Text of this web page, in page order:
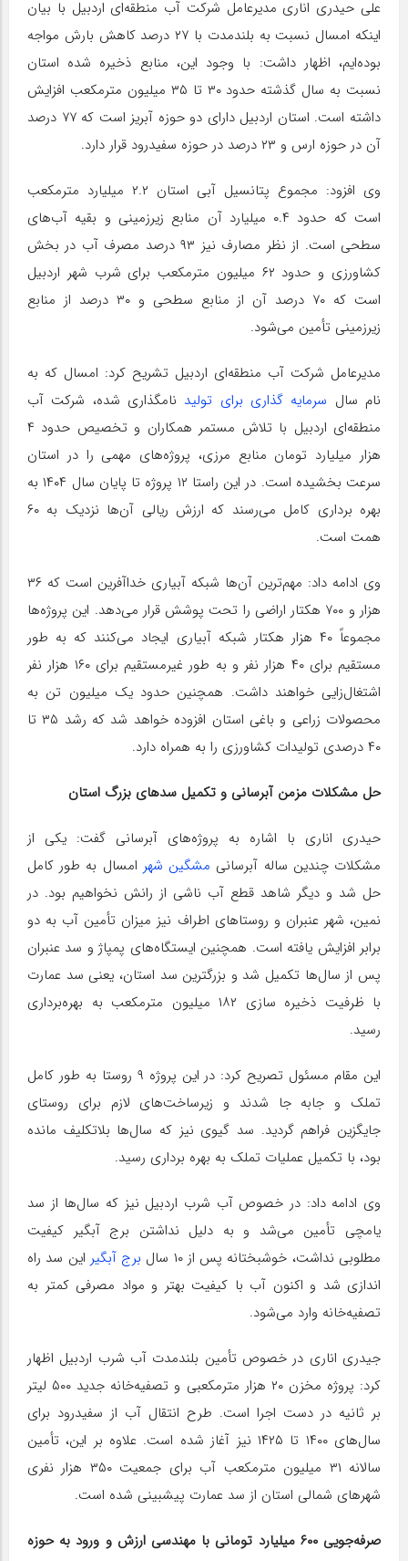
علی حیدری اناری مدیرعامل شرکت آب منطقه‌ای اردبیل با بیان
اینکه امسال نسبت به بلندمدت با ۲۷ درصد کاهش بارش مواجه
بوده‌ایم، اظهار داشت: با وجود این، منابع ذخیره شده استان
نسبت به سال گذشته حدود ۳۰ تا ۳۵ میلیون مترمکعب افزایش
داشته است. استان اردبیل دارای دو حوزه آبریز است که ۷۷ درصد
آن در حوزه ارس و ۲۳ درصد در حوزه سفیدرود قرار دارد
.
وی افزود: مجموع پتانسیل آبی استان ۲.۲ میلیارد مترمکعب
است که حدود ۰.۴ میلیارد آن منابع زیرزمینی و بقیه آب‌های
سطحی است. از نظر مصارف نیز ۹۳ درصد مصرف آب در بخش
کشاورزی و حدود ۶۲ میلیون مترمکعب برای شرب شهر اردبیل
است که ۷۰ درصد آن از منابع سطحی و ۳۰ درصد از منابع
زیرزمینی تأمین می‌شود.
مدیرعامل شرکت آب منطقه‌ای اردبیل تشریح کرد: امسال که به
نام سال سرمایه گذاری برای تولید نامگذاری شده، شرکت آب
منطقه‌ای اردبیل با تلاش مستمر همکاران و تخصیص حدود ۴
هزار میلیارد تومان منابع مرزی، پروژه‌های مهمی را در استان
سرعت بخشیده است. در این راستا ۱۲ پروژه تا پایان سال ۱۴۰۴ به
بهره برداری کامل می‌رسند که ارزش ریالی آن‌ها نزدیک به ۶۰
همت است.
وی ادامه داد: مهم‌ترین آن‌ها شبکه آبیاری خداآفرین است که ۳۶
هزار و ۷۰۰ هکتار اراضی را تحت پوشش قرار می‌دهد. این پروژه‌ها
مجموعاً ۴۰ هزار هکتار شبکه آبیاری ایجاد می‌کنند که به طور
مستقیم برای ۴۰ هزار نفر و به طور غیرمستقیم برای ۱۶۰ هزار نفر
اشتغال‌زایی خواهند داشت. همچنین حدود یک میلیون تن به
محصولات زراعی و باغی استان افزوده خواهد شد که رشد ۳۵ تا
۴۰ درصدی تولیدات کشاورزی را به همراه دارد
.
حل مشکلات مزمن آبرسانی و تکمیل سدهای بزرگ استان
حیدری اناری با اشاره به پروژه‌های آبرسانی گفت: یکی از
مشکلات چندین ساله آبرسانی مشگین شهر امسال به طور کامل
حل شد و دیگر شاهد قطع آب ناشی از رانش نخواهیم بود. در
نمین، شهر عنبران و روستاهای اطراف نیز میزان تأمین آب به دو
برابر افزایش یافته است. همچنین ایستگاه‌های پمپاژ و سد عنبران
پس از سال‌ها تکمیل شد و بزرگترین سد استان، یعنی سد عمارت
با ظرفیت ذخیره سازی ۱۸۲ میلیون مترمکعب به بهره‌برداری
رسید.
این مقام مسئول تصریح کرد: در این پروژه ۹ روستا به طور کامل
تملک و جابه جا شدند و زیرساخت‌های لازم برای روستای
جایگزین فراهم گردید. سد گیوی نیز که سال‌ها بلاتکلیف مانده
بود، با تکمیل عملیات تملک به بهره برداری رسید.
وی ادامه داد: در خصوص آب شرب اردبیل نیز که سال‌ها از سد
یامچی تأمین می‌شد و به دلیل نداشتن برج آبگیر کیفیت
مطلوبی نداشت، خوشبختانه پس از ۱۰ سال
برج آبگیر این سد راه
اندازی شد و اکنون آب با کیفیت بهتر و مواد مصرفی کمتر به
تصفیه‌خانه وارد می‌شود.
جیدری اناری در خصوص تأمین بلندمدت آب شرب اردبیل اظهار
کرد: پروژه مخزن ۲۰ هزار مترمکعبی و تصفیه‌خانه جدید ۵۰۰ لیتر
بر ثانیه در دست اجرا است. طرح انتقال آب از سفیدرود برای
سال‌های ۱۴۰۰ تا ۱۴۲۵ نیز آغاز شده است. علاوه بر این، تأمین
سالانه ۳۱ میلیون مترمکعب آب برای جمعیت ۳۵۰ هزار نفری
شهرهای شمالی استان از سد عمارت پیشبینی شده است.
صرفه‌جویی ۶۰۰ میلیارد تومانی با مهندسی ارزش و ورود به حوزه